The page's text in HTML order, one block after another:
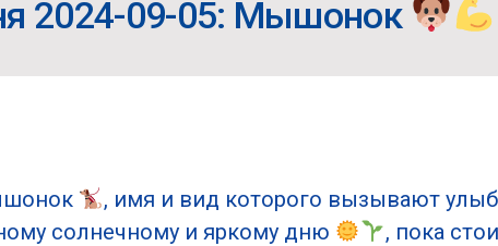
2024-09-05: Мышонок
, имя и вид которого вызывают
солнечному и яркому дню
, пока